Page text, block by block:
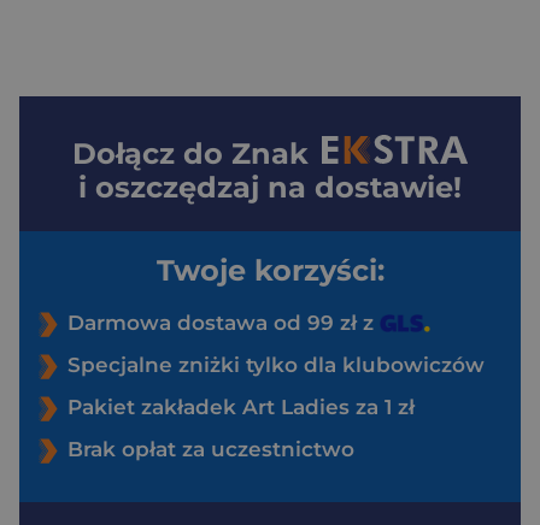
Dołącz do Znak
i oszczędzaj na dostawie!
Twoje korzyści:
Darmowa dostawa od 99 zł z
Specjalne zniżki tylko dla klubowiczów
Pakiet zakładek Art Ladies za 1 zł
Brak opłat za uczestnictwo